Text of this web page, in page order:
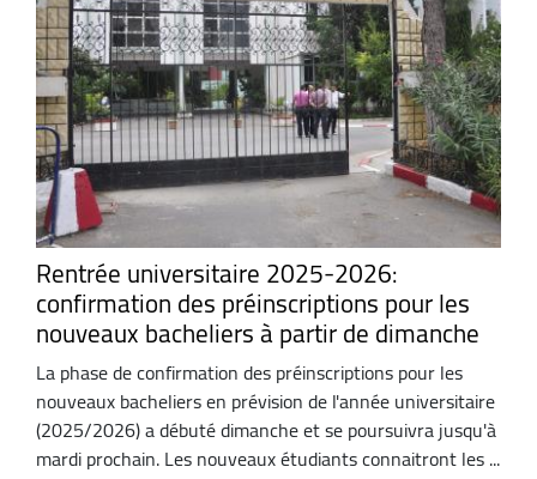
Rentrée universitaire 2025-2026:
confirmation des préinscriptions pour les
nouveaux bacheliers à partir de dimanche
La phase de confirmation des préinscriptions pour les
nouveaux bacheliers en prévision de l'année universitaire
(2025/2026) a débuté dimanche et se poursuivra jusqu'à
mardi prochain. Les nouveaux étudiants connaitront les ...